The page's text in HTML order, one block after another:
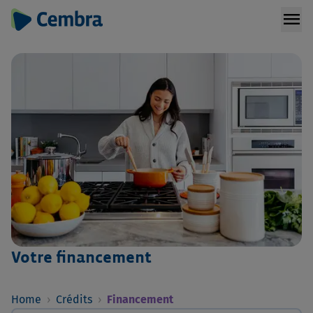
menu
Votre financement
Home › Crédits › Financement